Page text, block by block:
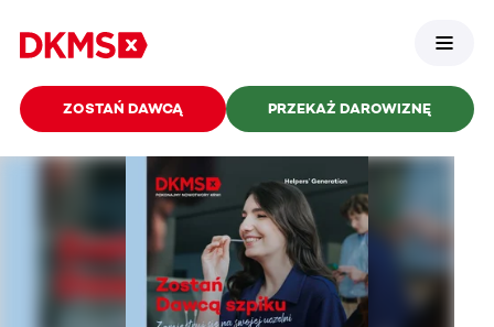
ZOSTAŃ DAWCĄ PRZEKAŻ DAROWIZNĘ